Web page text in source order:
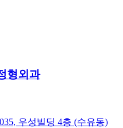
형외과
우성빌딩 4층 (수유동)